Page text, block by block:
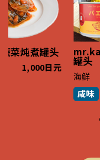
菜炖煮罐头
1,000日元 罐头
海鲜
咸味